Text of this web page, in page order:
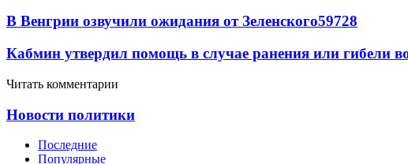
В Венгрии озвучили ожидания от Зеленского59728
Кабмин утвердил помощь в случае ранения или гибели
Читать комментарии
Новости политики
Последние
Популярные